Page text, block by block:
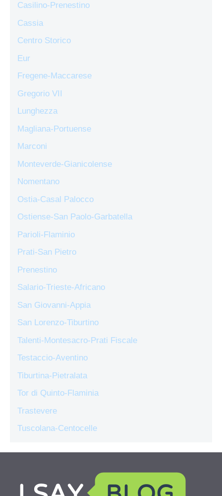
Casilino-Prenestino
Cassia
Centro Storico
Eur
Fregene-Maccarese
Gregorio VII
Lunghezza
Magliana-Portuense
Marconi
Monteverde-Gianicolense
Nomentano
Ostia-Casal Palocco
Ostiense-San Paolo-Garbatella
Parioli-Flaminio
Prati-San Pietro
Prenestino
Salario-Trieste-Africano
San Giovanni-Appia
San Lorenzo-Tiburtino
Talenti-Montesacro-Prati Fiscale
Testaccio-Aventino
Tiburtina-Pietralata
Tor di Quinto-Flaminia
Trastevere
Tuscolana-Centocelle